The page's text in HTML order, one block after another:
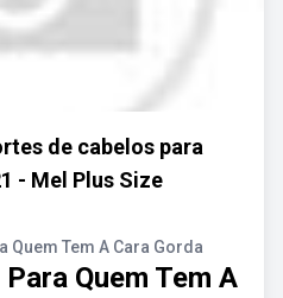
de cabelos para
- Mel Plus Size
Quem Tem A Cara Gorda
Quem Tem A